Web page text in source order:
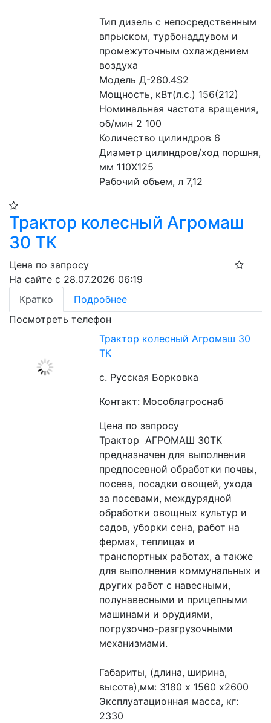
Тип дизель с непосредственным
впрыском, турбонаддувом и
промежуточным охлаждением
воздуха
Модель Д-260.4S2
Мощность, кВт(л.с.) 156(212)
Номинальная частота вращения,
об/мин 2 100
Количество цилиндров 6
Диаметр цилиндров/ход поршня,
мм 110Х125
Рабочий объем, л 7,12
Трактор колесный Агромаш
30 ТК
Цена по запросу
На сайте с 28.07.2026 06:19
Кратко
Подробнее
Посмотреть телефон
Трактор колесный Агромаш 30
ТК
с. Русская Борковка
Контакт: Мособлагроснаб
Цена по запросу
Трактор  АГРОМАШ 30ТК
предназначен для выполнения
предпосевной обработки почвы,
посева, посадки овощей, ухода
за посевами, междурядной
обработки овощных культур и
садов, уборки сена, работ на
фермах, теплицах и
транспортных работах, а также
для выполнения коммунальных и
других работ с навесными,
полунавесными и прицепными
машинами и орудиями,
погрузочно-разгрузочными
механизмами.
Габариты, (длина, ширина,
высота),мм: 3180 х 1560 х2600
Эксплуатационная масса, кг:
2330